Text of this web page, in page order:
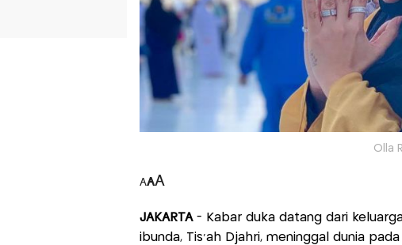
Olla
AAA
JAKARTA- Kabar duka datang dari
ibunda, Tis'ah Djahri, meninggal dunia pada